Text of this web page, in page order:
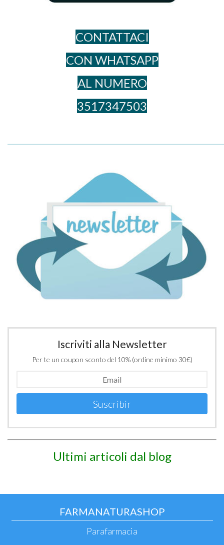
CONTATTACI
CON WHATSAPP
AL NUME​RO
3517347503
Iscriviti alla Newsletter
Per te un coupon sconto del 10% (ordine minimo 30€)
Suscribir
Ultimi articoli dal blog
FARMANATURASHOP
Parafarmacia